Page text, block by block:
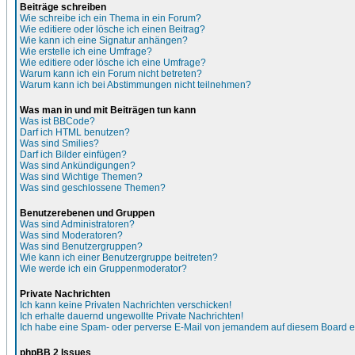
Beiträge schreiben
Wie schreibe ich ein Thema in ein Forum?
Wie editiere oder lösche ich einen Beitrag?
Wie kann ich eine Signatur anhängen?
Wie erstelle ich eine Umfrage?
Wie editiere oder lösche ich eine Umfrage?
Warum kann ich ein Forum nicht betreten?
Warum kann ich bei Abstimmungen nicht teilnehmen?
Was man in und mit Beiträgen tun kann
Was ist BBCode?
Darf ich HTML benutzen?
Was sind Smilies?
Darf ich Bilder einfügen?
Was sind Ankündigungen?
Was sind Wichtige Themen?
Was sind geschlossene Themen?
Benutzerebenen und Gruppen
Was sind Administratoren?
Was sind Moderatoren?
Was sind Benutzergruppen?
Wie kann ich einer Benutzergruppe beitreten?
Wie werde ich ein Gruppenmoderator?
Private Nachrichten
Ich kann keine Privaten Nachrichten verschicken!
Ich erhalte dauernd ungewollte Private Nachrichten!
Ich habe eine Spam- oder perverse E-Mail von jemandem auf diesem Board
phpBB 2 Issues